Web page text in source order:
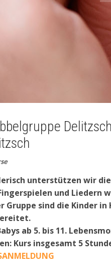
unterstützen wir
und Liedern
Gruppe sind die Kinder
ab 5. bis 11.
Kurs insgesamt 5